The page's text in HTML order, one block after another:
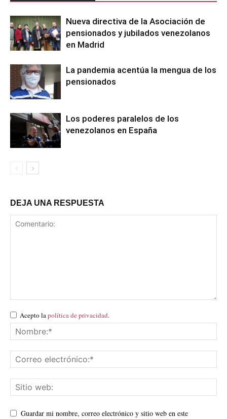
Nueva directiva de la Asociación de
pensionados y jubilados venezolanos
en Madrid
La pandemia acentúa la mengua de los
pensionados
Los poderes paralelos de los
venezolanos en España
DEJA UNA RESPUESTA
Acepto lapolítica de privacidad.
Guardar mi nombre, correo electrónico y sitio web en este